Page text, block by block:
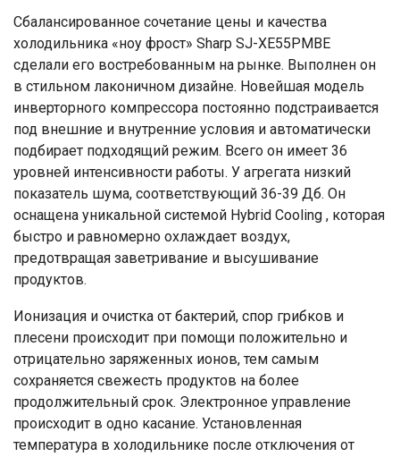
Сбалансированное сочетание цены и качества
холодильника «ноу фрост» Sharp SJ-XE55PMBE
сделали его востребованным на рынке. Выполнен он
в стильном лаконичном дизайне. Новейшая модель
инверторного компрессора постоянно подстраивается
под внешние и внутренние условия и автоматически
подбирает подходящий режим. Всего он имеет 36
уровней интенсивности работы. У агрегата низкий
показатель шума, соответствующий 36-39 Дб. Он
оснащена уникальной системой Hybrid Cooling , которая
быстро и равномерно охлаждает воздух,
предотвращая заветривание и высушивание
продуктов.
Ионизация и очистка от бактерий, спор грибков и
плесени происходит при помощи положительно и
отрицательно заряженных ионов, тем самым
сохраняется свежесть продуктов на более
продолжительный срок. Электронное управление
происходит в одно касание. Установленная
температура в холодильнике после отключения от